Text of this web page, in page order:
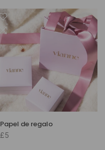
Papel de regalo
£5